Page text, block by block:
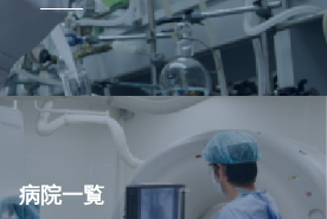
病院一覧